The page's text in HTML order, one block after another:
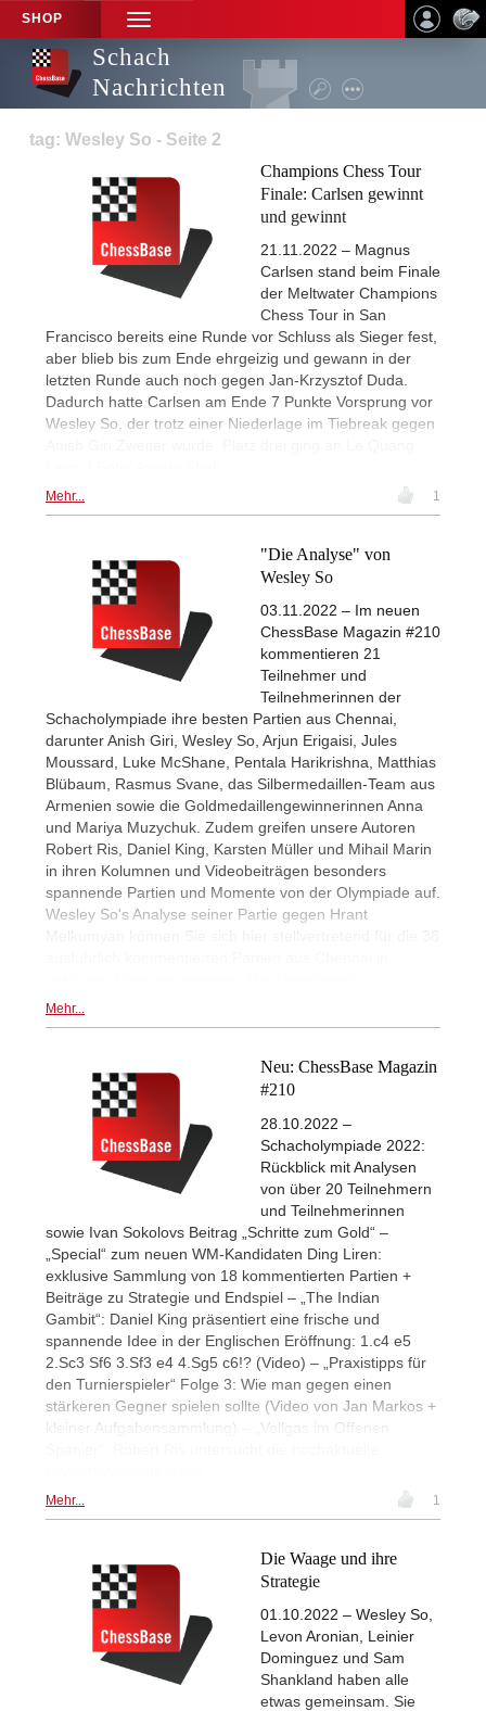
SHOP
TOGGLE
NAVIGATION
Schach
Nachrichten
tag: Wesley So - Seite 2
Champions Chess Tour
Finale: Carlsen gewinnt
und gewinnt
21.11.2022 – Magnus
Carlsen stand beim Finale
der Meltwater Champions
Chess Tour in San
Francisco bereits eine Runde vor Schluss als Sieger fest,
aber blieb bis zum Ende ehrgeizig und gewann in der
letzten Runde auch noch gegen Jan-Krzysztof Duda.
Dadurch hatte Carlsen am Ende 7 Punkte Vorsprung vor
Wesley So, der trotz einer Niederlage im Tiebreak gegen
Mehr... 1
"Die Analyse" von
Wesley So
03.11.2022 – Im neuen
ChessBase Magazin #210
kommentieren 21
Teilnehmer und
Teilnehmerinnen der
Schacholympiade ihre besten Partien aus Chennai,
darunter Anish Giri, Wesley So, Arjun Erigaisi, Jules
Moussard, Luke McShane, Pentala Harikrishna, Matthias
Blübaum, Rasmus Svane, das Silbermedaillen-Team aus
Armenien sowie die Goldmedaillengewinnerinnen Anna
und Mariya Muzychuk. Zudem greifen unsere Autoren
Robert Ris, Daniel King, Karsten Müller und Mihail Marin
in ihren Kolumnen und Videobeiträgen besonders
spannende Partien und Momente von der Olympiade auf.
Wesley So's Analyse seiner Partie gegen Hrant
Mehr...
Neu: ChessBase Magazin
#210
28.10.2022 –
Schacholympiade 2022:
Rückblick mit Analysen
von über 20 Teilnehmern
und Teilnehmerinnen
sowie Ivan Sokolovs Beitrag „Schritte zum Gold“ –
„Special“ zum neuen WM-Kandidaten Ding Liren:
exklusive Sammlung von 18 kommentierten Partien +
Beiträge zu Strategie und Endspiel – „The Indian
Gambit“: Daniel King präsentiert eine frische und
spannende Idee in der Englischen Eröffnung: 1.c4 e5
2.Sc3 Sf6 3.Sf3 e4 4.Sg5 c6!? (Video) – „Praxistipps für
den Turnierspieler“ Folge 3: Wie man gegen einen
stärkeren Gegner spielen sollte (Video von Jan Markos +
kleiner Aufgabensammlung) – „Vollgas im Offenen
Mehr... 1
Die Waage und ihre
Strategie
01.10.2022 – Wesley So,
Levon Aronian, Leinier
Dominguez und Sam
Shankland haben alle
etwas gemeinsam. Sie